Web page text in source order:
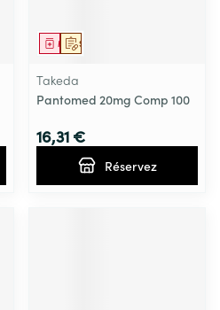
Sur prescription
Médicament
Takeda
Pantomed 20mg Comp 100
16,31 €
Réservez